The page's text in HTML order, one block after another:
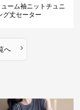
ーム袖ニットチュニ
グ丈セーター
へ ›